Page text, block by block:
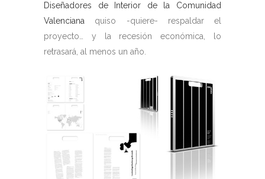
Diseñadores de Interior de la Comunidad
Valenciana quiso -quiere- respaldar el
proyecto… y la recesión económica, lo
retrasará, al menos un año.